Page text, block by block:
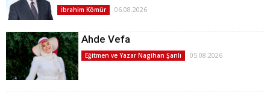
İbrahim Kömür 06.08.2026
Ahde Vefa
Eğitmen ve Yazar Nagihan Şanlı 05.08.2026